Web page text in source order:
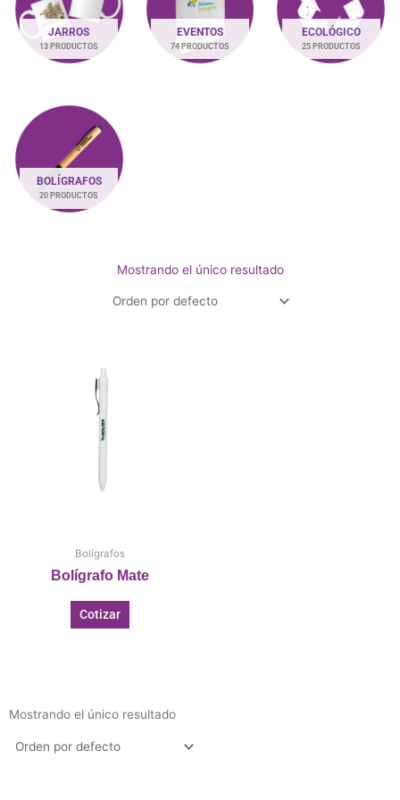
JARROS
13 PRODUCTOS
EVENTOS
74 PRODUCTOS
ECOLÓGICO
25 PRODUCTOS
BOLÍGRAFOS
20 PRODUCTOS
Mostrando el único resultado
Bolígrafos
Bolígrafo Mate
Cotizar
Mostrando el único resultado